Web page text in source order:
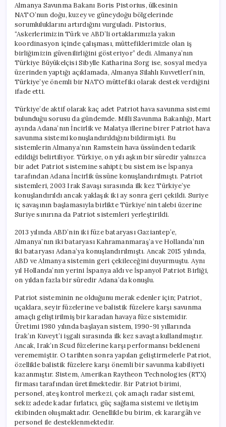
Almanya Savunma Bakanı Boris Pistorius, ülkesinin
NATO’nun doğu, kuzey ve güneydoğu bölgelerinde
sorumluluklarını artırdığını vurguladı. Pistorius,
“Askerlerimizin Türk ve ABD’li ortaklarımızla yakın
koordinasyon içinde çalışması, müttefiklerimizle olan iş
birliğimizin güvenilirliğini gösteriyor” dedi. Almanya’nın
Türkiye Büyükelçisi Sibylle Katharina Sorg ise, sosyal medya
üzerinden yaptığı açıklamada, Almanya Silahlı Kuvvetleri’nin,
Türkiye’ye önemli bir NATO müttefiki olarak destek verdiğini
ifade etti.
Türkiye’de aktif olarak kaç adet Patriot hava savunma sistemi
bulunduğu sorusu da gündemde. Milli Savunma Bakanlığı, Mart
ayında Adana’nın İncirlik ve Malatya illerine birer Patriot hava
savunma sistemi konuşlandırıldığını bildirmişti. Bu
sistemlerin Almanya’nın Ramstein hava üssünden tedarik
edildiği belirtiliyor. Türkiye, on yılı aşkın bir süredir yalnızca
bir adet Patriot sistemine sahipti; bu sistem ise İspanya
tarafından Adana İncirlik üssüne konuşlandırılmıştı. Patriot
sistemleri, 2003 Irak Savaşı sırasında ilk kez Türkiye’ye
konuşlandırıldı ancak yaklaşık iki ay sonra geri çekildi. Suriye
iç savaşının başlamasıyla birlikte Türkiye’nin talebi üzerine
Suriye sınırına da Patriot sistemleri yerleştirildi.
2013 yılında ABD’nin iki füze bataryası Gaziantep’e,
Almanya’nın iki bataryası Kahramanmaraş’a ve Hollanda’nın
iki bataryası Adana’ya konuşlandırılmıştı. Ancak 2015 yılında,
ABD ve Almanya sistemin geri çekileceğini duyurmuştu. Aynı
yıl Hollanda’nın yerini İspanya aldı ve İspanyol Patriot Birliği,
on yıldan fazla bir süredir Adana’da konuşlu.
Patriot sisteminin ne olduğunu merak edenler için; Patriot,
uçaklara, seyir füzelerine ve balistik füzelere karşı savunma
amaçlı geliştirilmiş bir karadan havaya füze sistemidir.
Üretimi 1980 yılında başlayan sistem, 1990-91 yıllarında
Irak’ın Kuveyt’i işgali sırasında ilk kez savaşta kullanılmıştır.
Ancak, Irak’ın Scud füzelerine karşı performansı bekleneni
verememiştir. O tarihten sonra yapılan geliştirmelerle Patriot,
özellikle balistik füzelere karşı önemli bir savunma kabiliyeti
kazanmıştır. Sistem, Amerikan Raytheon Technologies (RTX)
firması tarafından üretilmektedir. Bir Patriot birimi,
personel, ateş kontrol merkezi, çok amaçlı radar sistemi,
sekiz adede kadar fırlatıcı, güç sağlama sistemi ve iletişim
ekibinden oluşmaktadır. Genellikle bu birim, ek karargâh ve
personel ile desteklenmektedir.